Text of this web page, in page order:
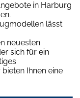
in Harburg
lässt
neuesten
sich für ein
Ihnen eine